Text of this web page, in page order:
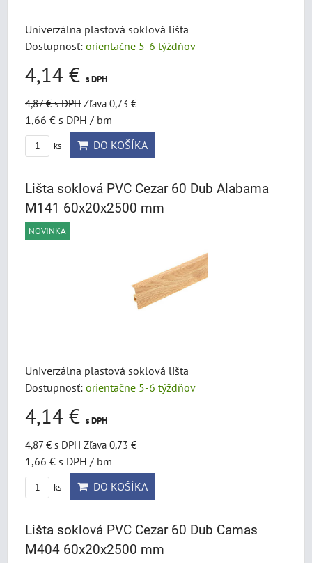
Univerzálna plastová soklová lišta
Dostupnosť: orientačne 5-6 týždňov
4,14 € s DPH
4,87 €s DPH Zľava 0,73 €
1,66 € s DPH / bm
ks DO KOŠÍKA
Lišta soklová PVC Cezar 60 Dub Alabama
M141 60x20x2500 mm
NOVINKA
Univerzálna plastová soklová lišta
Dostupnosť: orientačne 5-6 týždňov
4,14 € s DPH
4,87 €s DPH Zľava 0,73 €
1,66 € s DPH / bm
ks DO KOŠÍKA
Lišta soklová PVC Cezar 60 Dub Camas
M404 60x20x2500 mm